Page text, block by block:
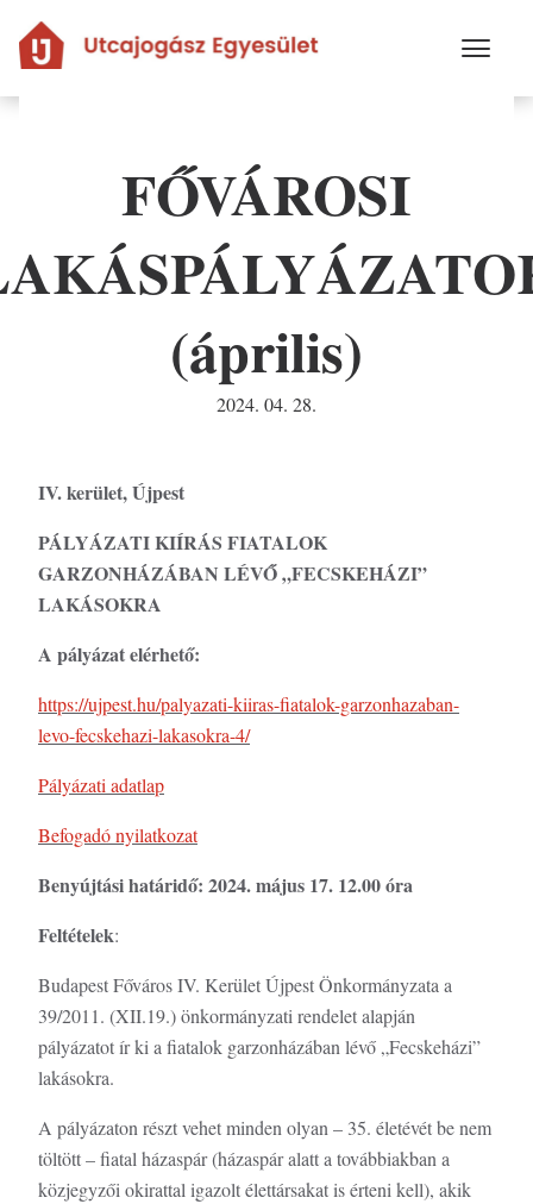
tartalomra
FŐVÁROSI
(április)
2024. 04. 28.
IV. kerület, Újpest
PÁLYÁZATI KIÍRÁS FIATALOK
GARZONHÁZÁBAN LÉVŐ „FECSKEHÁZI”
LAKÁSOKRA
A pályázat elérhető:
https://ujpest.hu/palyazati-kiiras-fiatalok-garzonhazaban-
levo-fecskehazi-lakasokra-4/
Pályázati adatlap
Befogadó nyilatkozat
Benyújtási határidő: 2024. május 17. 12.00 óra
Feltételek:
Budapest Főváros IV. Kerület Újpest Önkormányzata a
39/2011. (XII.19.) önkormányzati rendelet alapján
pályázatot ír ki a fiatalok garzonházában lévő „Fecskeházi”
lakásokra.
A pályázaton részt vehet minden olyan – 35. életévét be nem
töltött – fiatal házaspár (házaspár alatt a továbbiakban a
közjegyzői okirattal igazolt élettársakat is érteni kell), akik